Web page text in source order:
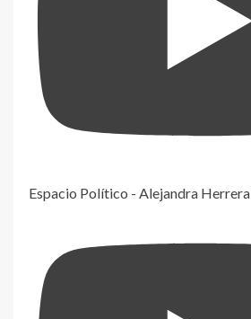
Espacio Político - Alejandra Herrera